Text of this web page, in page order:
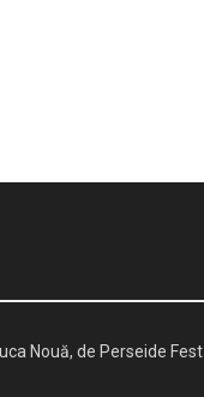
Nouă, de Perseide Fest